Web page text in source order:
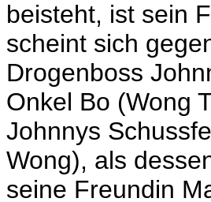
beisteht, ist sein
scheint sich
Drogenboss
Onkel Bo (Wong
Johnnys
Wong), als
seine Freundin